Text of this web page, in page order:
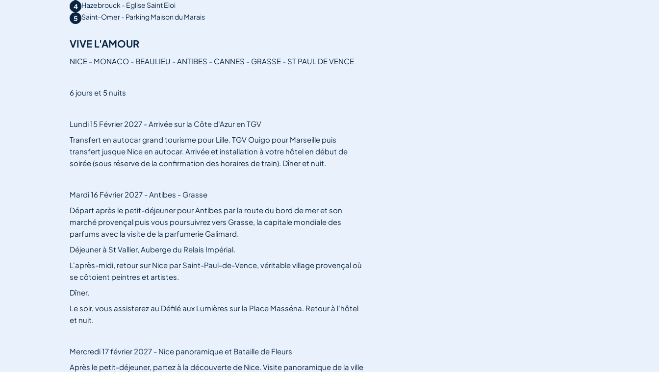
4 Hazebrouck - Eglise Saint Eloi
5 Saint-Omer - Parking Maison du Marais
VIVE L'AMOUR
NICE - MONACO - BEAULIEU - ANTIBES - CANNES - GRASSE - ST PAUL DE VENCE
6 jours et 5 nuits
Lundi 15 Février 2027 - Arrivée sur la Côte d'Azur en TGV
Transfert en autocar grand tourisme pour Lille. TGV Ouigo pour Marseille puis
transfert jusque Nice en autocar. Arrivée et installation à votre hôtel en début de
soirée (sous réserve de la confirmation des horaires de train). Dîner et nuit.
Mardi 16 Février 2027 - Antibes - Grasse
Départ après le petit-déjeuner pour Antibes par la route du bord de mer et son
marché provençal puis vous poursuivrez vers Grasse, la capitale mondiale des
parfums avec la visite de la parfumerie Galimard.
Déjeuner à St Vallier, Auberge du Relais Impérial.
L'après-midi, retour sur Nice par Saint-Paul-de-Vence, véritable village provençal où
se côtoient peintres et artistes.
Dîner.
Le soir, vous assisterez au Défilé aux Lumières sur la Place Masséna. Retour à l'hôtel
et nuit.
Mercredi 17 février 2027 - Nice panoramique et Bataille de Fleurs
Après le petit-déjeuner, partez à la découverte de Nice. Visite panoramique de la ville